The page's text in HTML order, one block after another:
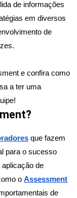
de informações
em diversos
de
e confira como
a ter uma
que fazem
para o sucesso
de
o Assessment
de